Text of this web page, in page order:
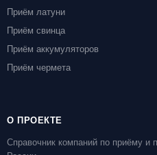
Приём латуни
Приём свинца
Приём аккумуляторов
Приём чермета
О ПРОЕКТЕ
Справочник компаний по приёму и